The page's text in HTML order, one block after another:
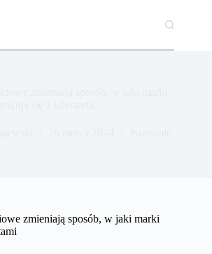
zmieniają sposób, w jaki marki